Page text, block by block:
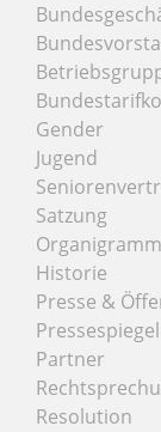
Gender
Jugend
Satzung
Organigramm
Historie
Presse &
Pressespiegel
Partner
Resolution